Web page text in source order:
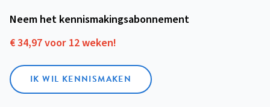
Neem het kennismakings­abonnement
€ 34,97 voor 12 weken!
IK WIL KENNISMAKEN